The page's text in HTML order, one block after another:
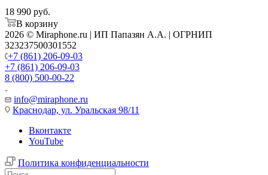
18 990 руб.
В корзину
2026 © Miraphone.ru | ИП Папазян А.А. | ОГРНИП
323237500301552
+7 (861) 206-09-03
+7 (861) 206-09-03
8 (800) 500-00-22
info@miraphone.ru
Краснодар, ул. Уральская 98/11
Вконтакте
YouTube
Политика конфиденциальности